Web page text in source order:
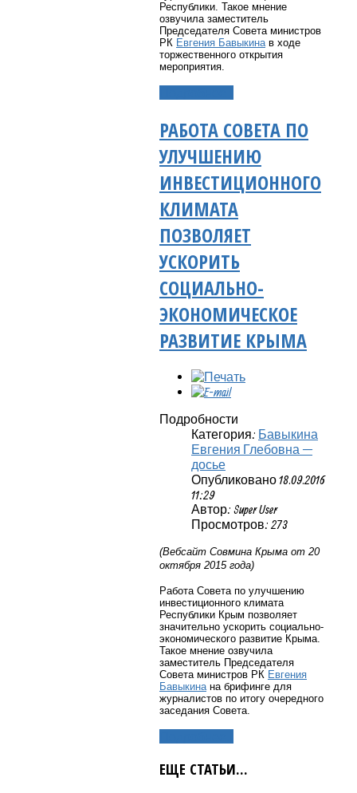
Республики. Такое мнение
озвучила заместитель
Председателя Совета министров
РК Евгения Бавыкина в ходе
торжественного открытия
мероприятия.
РАБОТА СОВЕТА ПО
УЛУЧШЕНИЮ
ИНВЕСТИЦИОННОГО
КЛИМАТА
ПОЗВОЛЯЕТ
УСКОРИТЬ
СОЦИАЛЬНО-
ЭКОНОМИЧЕСКОЕ
РАЗВИТИЕ КРЫМА
Подробности
Категория: Бавыкина
Евгения Глебовна —
досье
Опубликовано 18.09.2016
11:29
Автор: Super User
Просмотров: 273
(Вебсайт Совмина Крыма от 20
октября 2015 года)
Работа Совета по улучшению
инвестиционного климата
Республики Крым позволяет
значительно ускорить социально-
экономического развитие Крыма.
Такое мнение озвучила
заместитель Председателя
Совета министров РК Евгения
Бавыкина на брифинге для
журналистов по итогу очередного
заседания Совета.
ЕЩЕ СТАТЬИ...